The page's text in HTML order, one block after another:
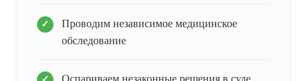
Проводим независимое медицинское
обследование
Оспариваем незаконные решения в суде